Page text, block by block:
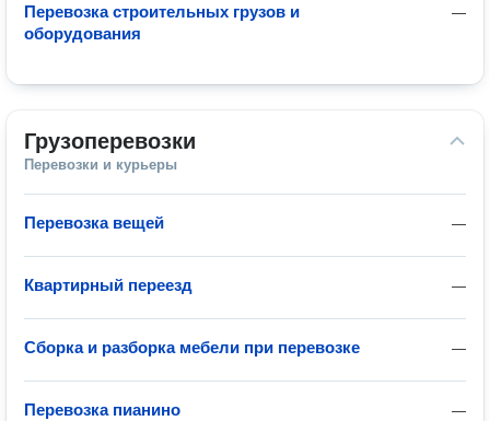
—
Перевозка строительных грузов и
оборудования
Грузоперевозки
Перевозки и курьеры
—
Перевозка вещей
—
Квартирный переезд
—
Сборка и разборка мебели при перевозке
—
Перевозка пианино